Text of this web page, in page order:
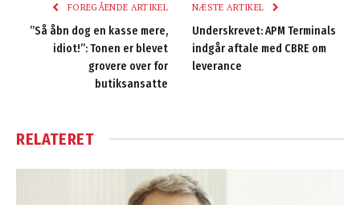
FOREGÅENDE ARTIKEL
”Så åbn dog en kasse mere,
idiot!”: Tonen er blevet
grovere over for
butiksansatte
NÆSTE ARTIKEL
Underskrevet: APM Terminals
indgår aftale med CBRE om
leverance
RELATERET